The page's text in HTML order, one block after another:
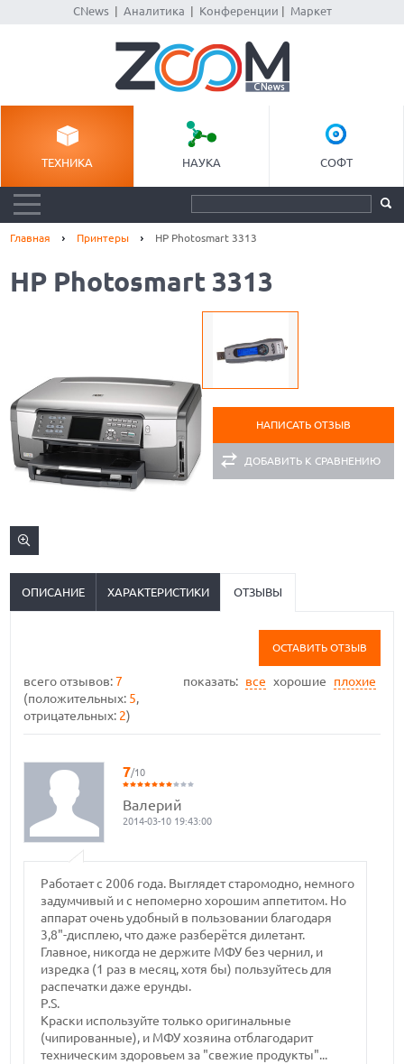
CNews| Аналитика Конференции Маркет
ТЕХНИКА НАУКА СОФТ
Главная Принтеры HP Photosmart 3313
HP Photosmart 3313
НАПИСАТЬ ОТЗЫВ
ДОБАВИТЬ К СРАВНЕНИЮ
ОПИСАНИЕ ХАРАКТЕРИСТИКИ ОТЗЫВЫ
ОСТАВИТЬ ОТЗЫВ
показать: все хорошие плохие
всего отзывов:7
(положительных: 5,
отрицательных: 2)
7/10
Валерий
2014-03-10 19:43:00
Работает с 2006 года. Выглядет старомодно, немного
задумчивый и с непомерно хорошим аппетитом. Но
аппарат очень удобный в пользовании благодаря
3,8"-дисплею, что даже разберётся дилетант.
Главное, никогда не держите МФУ без чернил, и
изредка (1 раз в месяц, хотя бы) пользуйтесь для
распечатки даже ерунды.
P.S.
Краски используйте только оригинальные
(чипированные), и МФУ хозяина отблагодарит
техническим здоровьем за "свежие продукты"...